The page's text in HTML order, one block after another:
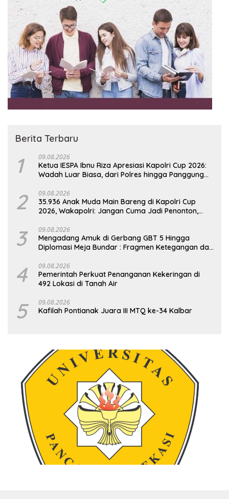
Berita Terbaru
1 09.08.2026
Ketua IESPA Ibnu Riza Apresiasi Kapolri Cup 2026:
Wadah Luar Biasa, dari Polres hingga Panggung
2 09.08.2026
35.936 Anak Muda Main Bareng di Kapolri Cup
2026, Wakapolri: Jangan Cuma Jadi Penonton,
3 09.08.2026
Mengadang Amuk di Gerbang GBT 5 Hingga
Diplomasi Meja Bundar : Fragmen Ketegangan dan
Timah Belitung
4 09.08.2026
Pemerintah Perkuat Penanganan Kekeringan di
492 Lokasi di Tanah Air
5 09.08.2026
Kafilah Pontianak Juara III MTQ ke-34 Kalbar